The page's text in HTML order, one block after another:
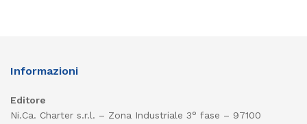
Informazioni
Editore
Ni.Ca. Charter s.r.l. – Zona Industriale 3° fase – 97100